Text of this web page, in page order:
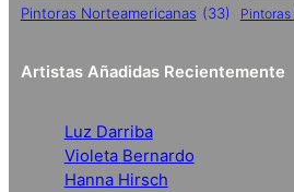
Pintoras Norteamericanas (33)
Artistas Añadidas Recientemente
Luz Darriba
Violeta Bernardo
Hanna Hirsch